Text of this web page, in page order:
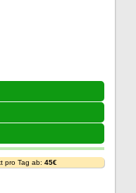
pro Tag ab: 45€